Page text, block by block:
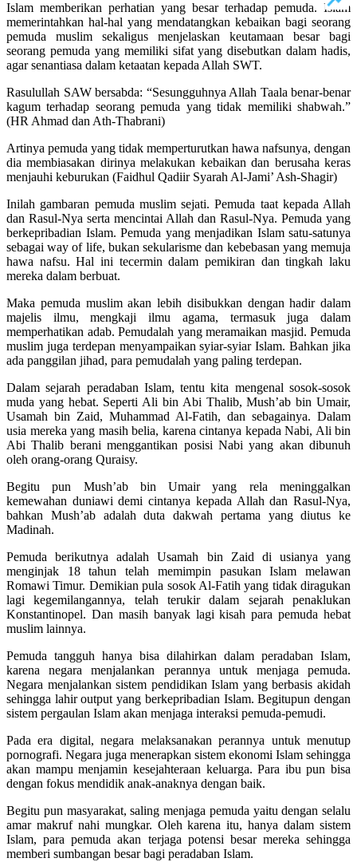
Islam memberikan perhatian yang besar terhadap pemuda. Islam
memerintahkan hal-hal yang mendatangkan kebaikan bagi seorang
pemuda muslim sekaligus menjelaskan keutamaan besar bagi
seorang pemuda yang memiliki sifat yang disebutkan dalam hadis,
agar senantiasa dalam ketaatan kepada Allah SWT.
Rasulullah SAW bersabda: “Sesungguhnya Allah Taala benar-benar
kagum terhadap seorang pemuda yang tidak memiliki shabwah.”
(HR Ahmad dan Ath-Thabrani)
Artinya pemuda yang tidak memperturutkan hawa nafsunya, dengan
dia membiasakan dirinya melakukan kebaikan dan berusaha keras
menjauhi keburukan (Faidhul Qadiir Syarah Al-Jami’ Ash-Shagir)
Inilah gambaran pemuda muslim sejati. Pemuda taat kepada Allah
dan Rasul-Nya serta mencintai Allah dan Rasul-Nya. Pemuda yang
berkepribadian Islam. Pemuda yang menjadikan Islam satu-satunya
sebagai way of life, bukan sekularisme dan kebebasan yang memuja
hawa nafsu. Hal ini tecermin dalam pemikiran dan tingkah laku
mereka dalam berbuat.
Maka pemuda muslim akan lebih disibukkan dengan hadir dalam
majelis ilmu, mengkaji ilmu agama, termasuk juga dalam
memperhatikan adab. Pemudalah yang meramaikan masjid. Pemuda
muslim juga terdepan menyampaikan syiar-syiar Islam. Bahkan jika
ada panggilan jihad, para pemudalah yang paling terdepan.
Dalam sejarah peradaban Islam, tentu kita mengenal sosok-sosok
muda yang hebat. Seperti Ali bin Abi Thalib, Mush’ab bin Umair,
Usamah bin Zaid, Muhammad Al-Fatih, dan sebagainya. Dalam
usia mereka yang masih belia, karena cintanya kepada Nabi, Ali bin
Abi Thalib berani menggantikan posisi Nabi yang akan dibunuh
oleh orang-orang Quraisy.
Begitu pun Mush’ab bin Umair yang rela meninggalkan
kemewahan duniawi demi cintanya kepada Allah dan Rasul-Nya,
bahkan Mush’ab adalah duta dakwah pertama yang diutus ke
Madinah.
Pemuda berikutnya adalah Usamah bin Zaid di usianya yang
menginjak 18 tahun telah memimpin pasukan Islam melawan
Romawi Timur. Demikian pula sosok Al-Fatih yang tidak diragukan
lagi kegemilangannya, telah terukir dalam sejarah penaklukan
Konstantinopel. Dan masih banyak lagi kisah para pemuda hebat
muslim lainnya.
Pemuda tangguh hanya bisa dilahirkan dalam peradaban Islam,
karena negara menjalankan perannya untuk menjaga pemuda.
Negara menjalankan sistem pendidikan Islam yang berbasis akidah
sehingga lahir output yang berkepribadian Islam. Begitupun dengan
sistem pergaulan Islam akan menjaga interaksi pemuda-pemudi.
Pada era digital, negara melaksanakan perannya untuk menutup
pornografi. Negara juga menerapkan sistem ekonomi Islam sehingga
akan mampu menjamin kesejahteraan keluarga. Para ibu pun bisa
dengan fokus mendidik anak-anaknya dengan baik.
Begitu pun masyarakat, saling menjaga pemuda yaitu dengan selalu
amar makruf nahi mungkar. Oleh karena itu, hanya dalam sistem
Islam, para pemuda akan terjaga potensi besar mereka sehingga
memberi sumbangan besar bagi peradaban Islam.